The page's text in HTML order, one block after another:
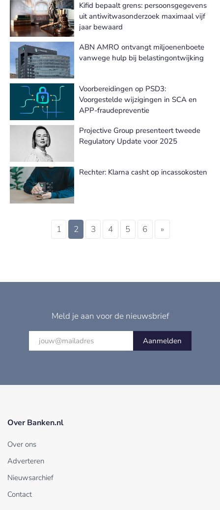
Kifid bepaalt grens: persoonsgegevens
uit antiwitwasonderzoek maximaal vijf
jaar bewaard
ABN AMRO ontvangt miljoenenboete
vanwege hulp bij belastingontwijking
Voorbereidingen op PSD3:
Voorgestelde wijzigingen in SCA en
APP-fraudepreventie
Projective Group presenteert tweede
Regulatory Update voor 2025
Rechter: Klarna casht op incassokosten
1 2 3 4 5 6 »
Meld je aan voor de nieuwsbrief
Aanmelden
Over Banken.nl
Over ons
Adverteren
Nieuwsarchief
Contact